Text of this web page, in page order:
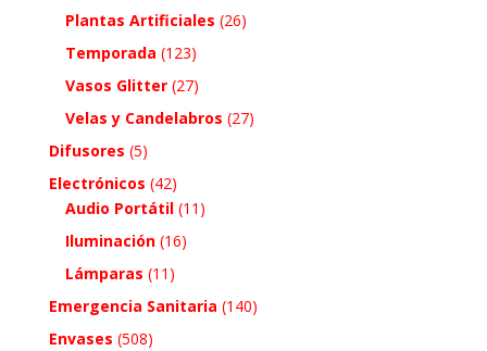
Plantas Artificiales (26)
Temporada (123)
Vasos Glitter (27)
Velas y Candelabros (27)
Difusores (5)
Electrónicos (42)
Audio Portátil (11)
Iluminación (16)
Lámparas (11)
Emergencia Sanitaria (140)
Envases (508)